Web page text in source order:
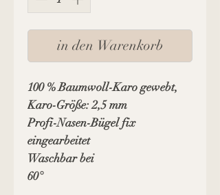
in den Warenkorb
100 % Baumwoll-Karo gewebt,
Karo-Größe: 2,5 mm
Profi-Nasen-Bügel fix
eingearbeitet
Waschbar bei
60°